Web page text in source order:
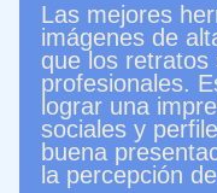
Las mejores
imágenes de
que los
profesionales.
lograr una
sociales y
buena
la percepción